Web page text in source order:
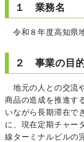
１ 業務名
令和８年度高知県
２ 事業の目
地元の人との交流
商品の造成を推進す
いながら長期滞在で
に、現在定期チャー
線ターミナルビルの